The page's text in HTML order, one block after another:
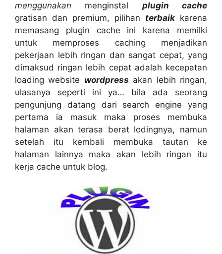
menggunakan menginstal plugin cache
gratisan dan premium, pilihan terbaik karena
memasang plugin cache ini karena memilki
untuk memproses caching menjadikan
pekerjaan lebih ringan dan sangat cepat, yang
dimaksud ringan lebih cepat adalah kecepatan
loading website wordpress akan lebih ringan,
ulasanya seperti ini ya… bila ada seorang
pengunjung datang dari search engine yang
pertama ia masuk maka proses membuka
halaman akan terasa berat lodingnya, namun
setelah itu kembali membuka tautan ke
halaman lainnya maka akan lebih ringan itu
kerja cache untuk blog.